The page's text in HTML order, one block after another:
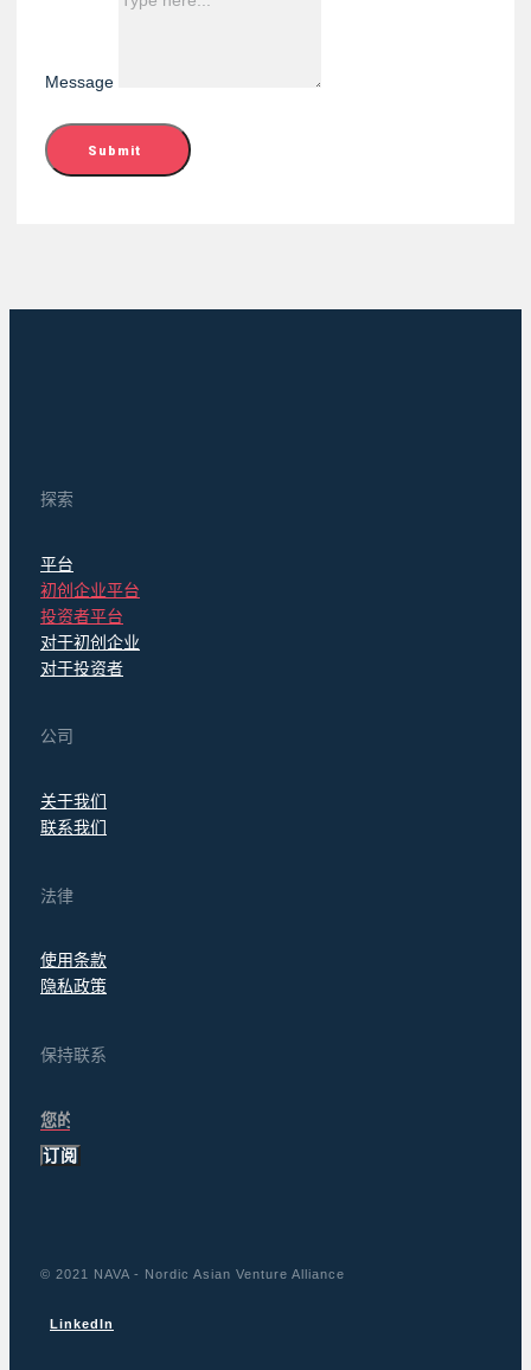
Message
Submit
探索
平台
初创企业平台
投资者平台
对于初创企业
对于投资者
公司
关于我们
联系我们
法律
使用条款
隐私政策
保持联系
订阅
© 2021 NAVA - Nordic Asian Venture Alliance
LinkedIn